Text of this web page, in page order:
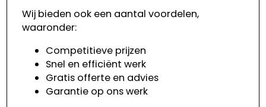
Wij bieden ook een aantal voordelen,
waaronder:
Competitieve prijzen
Snel en efficiënt werk
Gratis offerte en advies
Garantie op ons werk